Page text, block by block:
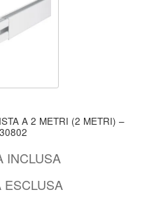
A 2 METRI (2 METRI) –
INCLUSA
ESCLUSA